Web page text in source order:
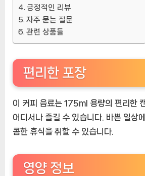
긍정적인 리뷰
자주 묻는 질문
관련 상품들
편리한 포장
이 커피 음료는 175ml 용량의 편리한
어디서나 즐길 수 있습니다. 바쁜 일상
콤한 휴식을 취할 수 있습니다.
영양 정보